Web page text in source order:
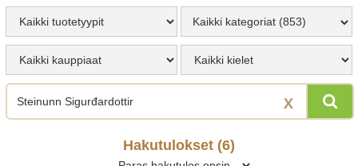
Kaikki kategoriat (853)
X
Hakutulokset (6)